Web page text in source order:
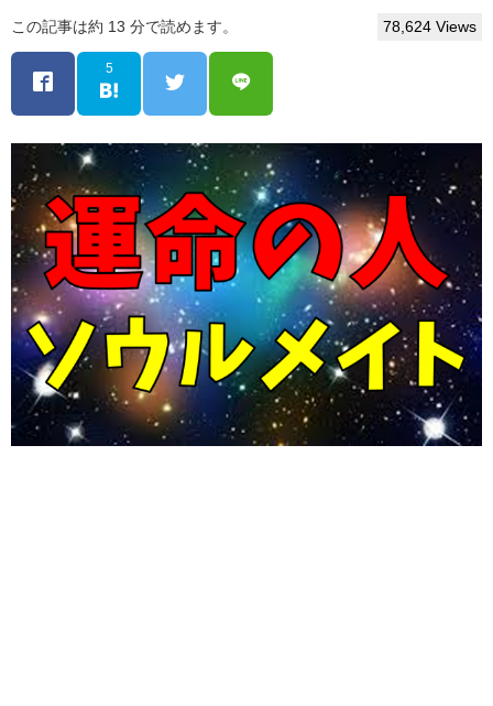
この記事は約 13 分で読めます。 78,624 Views
5